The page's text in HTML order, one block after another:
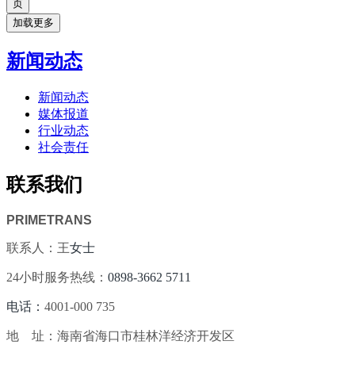
加载更多
新闻动态
新闻动态
媒体报道
行业动态
社会责任
联系我们
PRIMETRANS
联系人：王女士
24小时服务热线： 0898-3662 5711
电话： 4001-000 735
地 址：海南省海口市桂林洋经济开发区